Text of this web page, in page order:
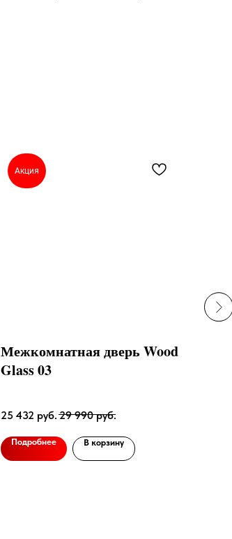
Акция
Межкомнатная дверь Wood
Glass 03
25 432 руб. 29 990 руб.
Подробнее В корзину